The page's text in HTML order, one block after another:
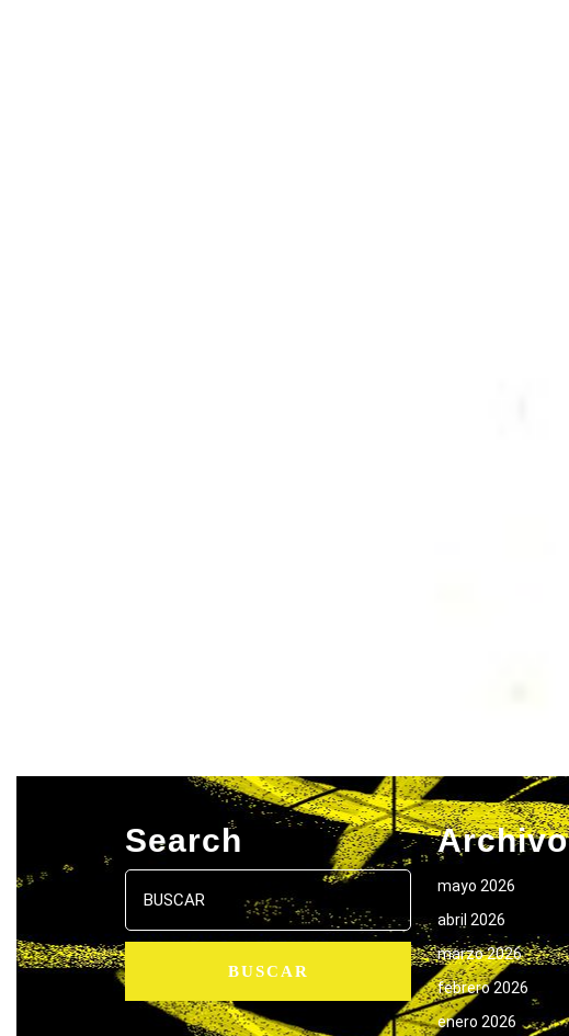
Search
Buscar:
Archivo
mayo 2026
abril 2026
marzo 2026
febrero 2026
enero 2026